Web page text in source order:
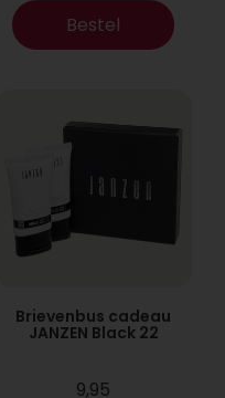
Bestel
Brievenbus cadeau
JANZEN Black 22
9,95